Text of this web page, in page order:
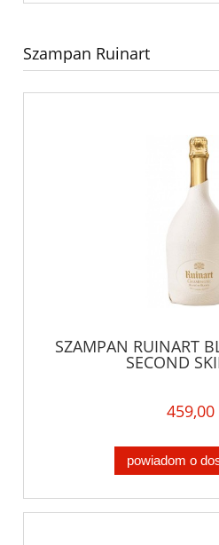
Szampan Ruinart
SZAMPAN RUINART
SECOND
459,00
powiadom o